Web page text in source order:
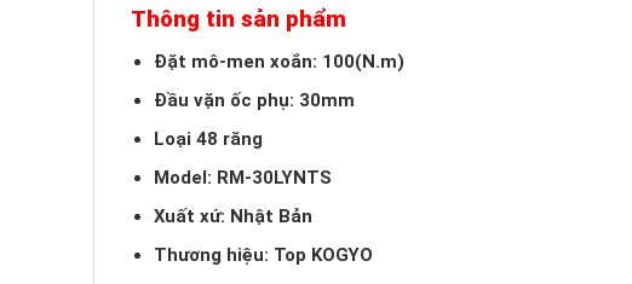
Thông tin sản phẩm
Đặt mô-men xoắn: 100(N.m)
Đầu vặn ốc phụ: 30mm
Loại 48 răng
Model: RM-30LYNTS
Xuất xứ: Nhật Bản
Thương hiệu: Top KOGYO